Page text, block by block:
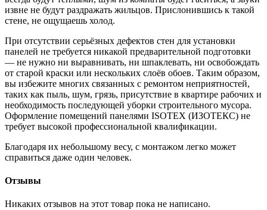
извне не будут раздражать жильцов. Прислонившись к такой
стене, не ощущаешь холод.
При отсутствии серьёзных дефектов стен для установки
панелей не требуется никакой предварительной подготовки
— не нужно ни выравнивать, ни шпаклевать, ни освобождать
от старой краски или нескольких слоёв обоев. Таким образом,
вы избежите многих связанных с ремонтом неприятностей,
таких как пыль, шум, грязь, присутствие в квартире рабочих и
необходимость последующей уборки строительного мусора.
Оформление помещений панелями ISOTEX (ИЗОТЕКС) не
требует высокой профессиональной квалификации.
Благодаря их небольшому весу, с монтажом легко может
справиться даже один человек.
Отзывы
Никаких отзывов на этот товар пока не написано.